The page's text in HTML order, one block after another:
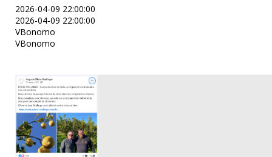
2026-04-09 22:00:00
2026-04-09 22:00:00
VBonomo
VBonomo